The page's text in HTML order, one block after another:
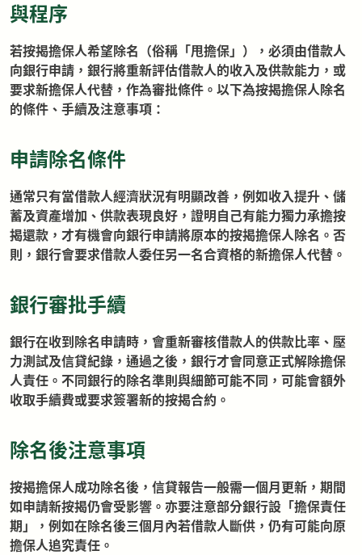
與程序
若按揭擔保人希望除名（俗稱「甩擔保」），必須由借款人
向銀行申請，銀行將重新評估借款人的收入及供款能力，或
要求新擔保人代替，作為審批條件。以下為按揭擔保人除名
的條件、手續及注意事項：
申請除名條件
通常只有當借款人經濟狀況有明顯改善，例如收入提升、儲
蓄及資產增加、供款表現良好，證明自己有能力獨力承擔按
揭還款，才有機會向銀行申請將原本的按揭擔保人除名。否
則，銀行會要求借款人委任另一名合資格的新擔保人代替。
銀行審批手續
銀行在收到除名申請時，會重新審核借款人的供款比率、壓
力測試及信貸紀錄，通過之後，銀行才會同意正式解除擔保
人責任。不同銀行的除名準則與細節可能不同，可能會額外
收取手續費或要求簽署新的按揭合約。
除名後注意事項
按揭擔保人成功除名後，信貸報告一般需一個月更新，期間
如申請新按揭仍會受影響。亦要注意部分銀行設「擔保責任
期」，例如在除名後三個月內若借款人斷供，仍有可能向原
擔保人追究責任。